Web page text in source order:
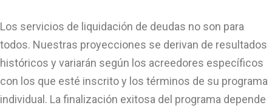
Los servicios de liquidación de deudas no son para
todos. Nuestras proyecciones se derivan de resultados
históricos y variarán según los acreedores específicos
con los que esté inscrito y los términos de su programa
individual. La finalización exitosa del programa depende